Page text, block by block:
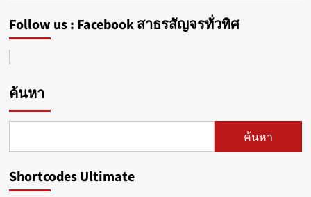
Follow us : Facebook สาธรสัญจรทั่วทิศ
ค้นหา
ค้นหา
Shortcodes Ultimate